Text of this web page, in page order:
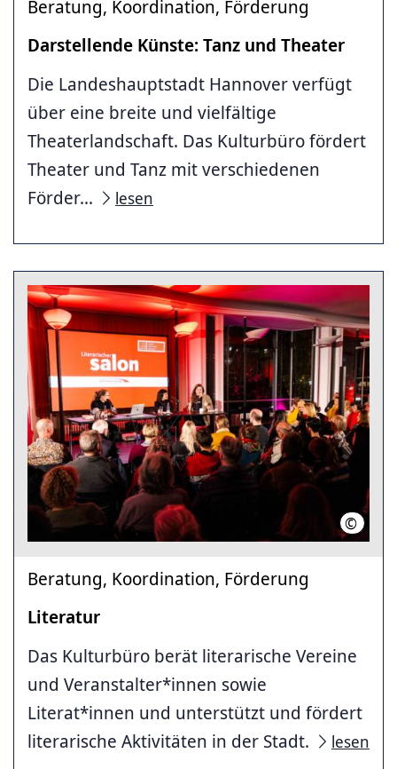
Beratung, Koordination, Förderung
Darstellende Künste: Tanz und Theater
Die Landeshauptstadt Hannover verfügt
über eine breite und vielfältige
Theaterlandschaft. Das Kulturbüro fördert
Theater und Tanz mit verschiedenen
Förder...
lesen
© Nerea
Beratung, Koordination, Förderung
Literatur
Das Kulturbüro berät literarische Vereine
und Veranstalter*innen sowie
Literat*innen und unterstützt und fördert
literarische Aktivitäten in der Stadt.
lesen